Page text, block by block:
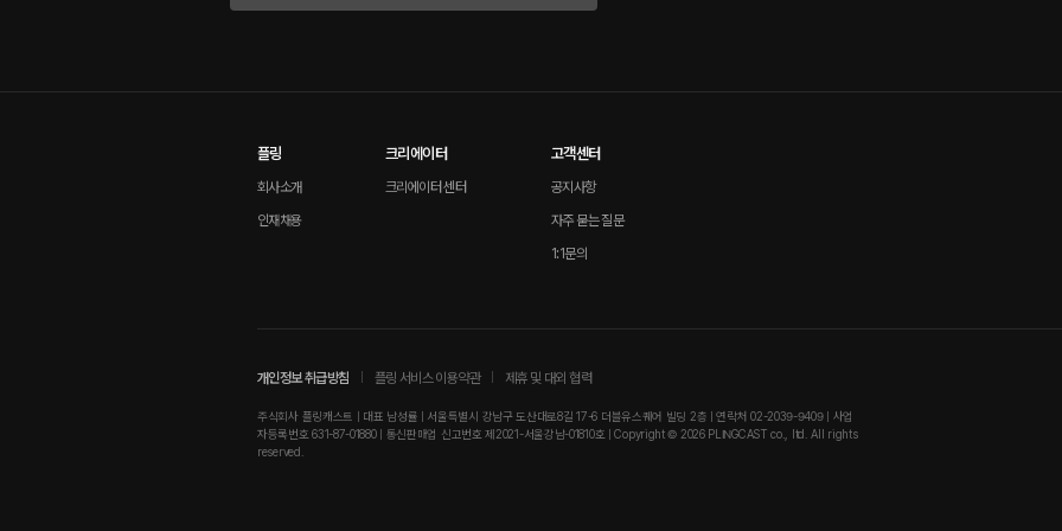
플링
회사소개
인재채용
크리에이터
크리에이터 센터
고객센터
공지사항
자주 묻는 질문
1:1문의
개인정보 취급방침 플링 서비스 이용약관 제휴 및 대외 협력
주식회사 플링캐스트 | 대표 남성률 | 서울특별시 강남구 도산대로8길 17-6 더블유스퀘어 빌딩 2층 | 연락처 02-2039-9409 | 사업
자등록번호 631-87-01880 | 통신판매업 신고번호 제2021-서울강남-01810호 | Copyright © 2026 PLINGCAST co., ltd. All rights
reserved.